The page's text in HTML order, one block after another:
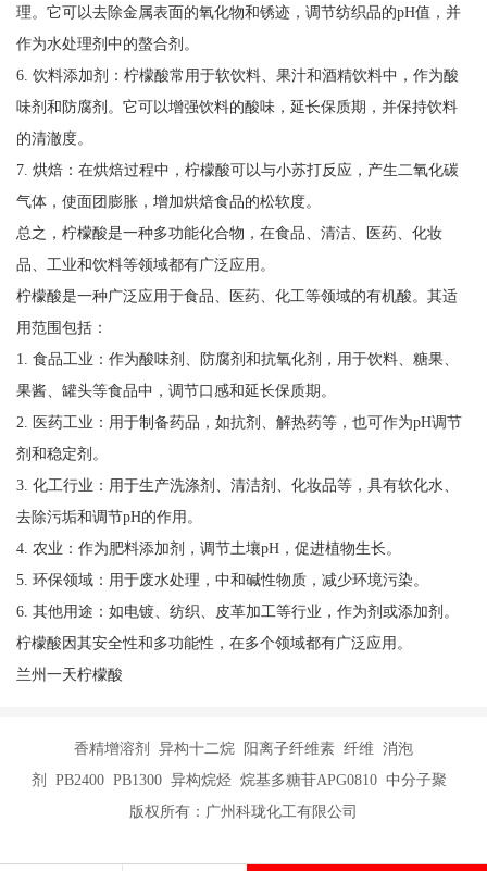
理。它可以去除金属表面的氧化物和锈迹，调节纺织品的pH值，并
作为水处理剂中的螯合剂。
6. 饮料添加剂：柠檬酸常用于软饮料、果汁和酒精饮料中，作为酸
味剂和防腐剂。它可以增强饮料的酸味，延长保质期，并保持饮料
的清澈度。
7. 烘焙：在烘焙过程中，柠檬酸可以与小苏打反应，产生二氧化碳
气体，使面团膨胀，增加烘焙食品的松软度。
总之，柠檬酸是一种多功能化合物，在食品、清洁、医药、化妆
品、工业和饮料等领域都有广泛应用。
柠檬酸是一种广泛应用于食品、医药、化工等领域的有机酸。其适
用范围包括：
1. 食品工业：作为酸味剂、防腐剂和抗氧化剂，用于饮料、糖果、
果酱、罐头等食品中，调节口感和延长保质期。
2. 医药工业：用于制备药品，如抗剂、解热药等，也可作为pH调节
剂和稳定剂。
3. 化工行业：用于生产洗涤剂、清洁剂、化妆品等，具有软化水、
去除污垢和调节pH的作用。
4. 农业：作为肥料添加剂，调节土壤pH，促进植物生长。
5. 环保领域：用于废水处理，中和碱性物质，减少环境污染。
6. 其他用途：如电镀、纺织、皮革加工等行业，作为剂或添加剂。
柠檬酸因其安全性和多功能性，在多个领域都有广泛应用。
兰州一天柠檬酸
香精增溶剂 异构十二烷 阳离子纤维素 纤维 消泡
剂 PB2400 PB1300 异构烷烃 烷基多糖苷APG0810 中分子聚
版权所有：广州科珑化工有限公司